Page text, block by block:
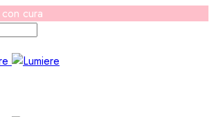
cura